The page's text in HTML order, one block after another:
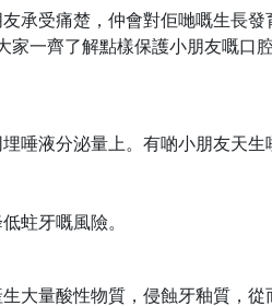
承受痛楚，仲會對佢哋嘅生長
家一齊了解點樣保護小朋友嘅口腔
唾液分泌量上。有啲小朋友天生
蛀牙嘅風險。
大量酸性物質，侵蝕牙釉質，從